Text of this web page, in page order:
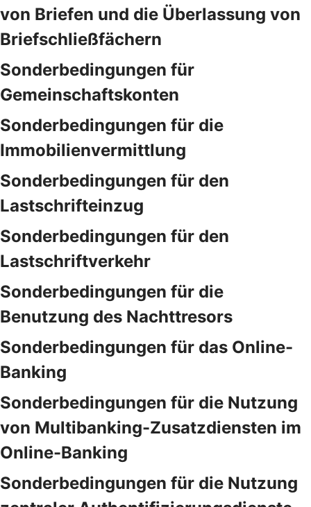
von Briefen und die Überlassung von
Briefschließfächern
Sonderbedingungen für
Gemeinschaftskonten
Sonderbedingungen für die
Immobilienvermittlung
Sonderbedingungen für den
Lastschrifteinzug
Sonderbedingungen für den
Lastschriftverkehr
Sonderbedingungen für die
Benutzung des Nachttresors
Sonderbedingungen für das Online-
Banking
Sonderbedingungen für die Nutzung
von Multibanking-Zusatzdiensten im
Online-Banking
Sonderbedingungen für die Nutzung